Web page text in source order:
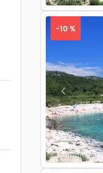
Previous
-10 %